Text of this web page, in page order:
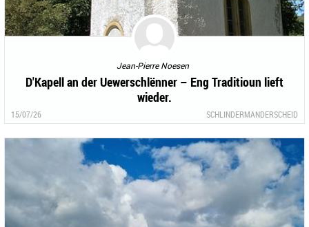
Jean-Pierre Noesen
D'Kapell an der Uewerschlënner – Eng Traditioun lieft
wieder.
15/07/26 SCHLINDERMANDERSCHEID